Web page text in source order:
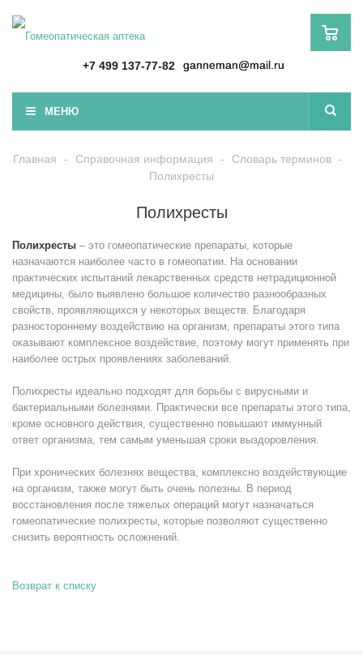
+7 499 137-77-82 ganneman@mail.ru
МЕНЮ
Главная - Справочная информация - Словарь терминов -
Полихресты
Полихресты
Полихресты – это гомеопатические препараты, которые
назначаются наиболее часто в гомеопатии. На основании
практических испытаний лекарственных средств нетрадиционной
медицины, было выявлено большое количество разнообразных
свойств, проявляющихся у некоторых веществ. Благодаря
разностороннему воздействию на организм, препараты этого типа
оказывают комплексное воздействие, поэтому могут применять при
наиболее острых проявлениях заболеваний.
Полихресты идеально подходят для борьбы с вирусными и
бактериальными болезнями. Практически все препараты этого типа,
кроме основного действия, существенно повышают иммунный
ответ организма, тем самым уменьшая сроки выздоровления.
При хронических болезнях вещества, комплексно воздействующие
на организм, также могут быть очень полезны. В период
восстановления после тяжелых операций могут назначаться
гомеопатические полихресты, которые позволяют существенно
снизить вероятность осложнений.
Возврат к списку